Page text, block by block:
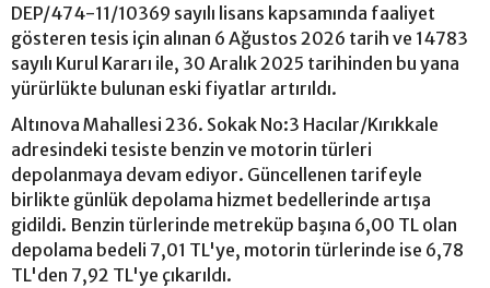
DEP/474-11/10369 sayılı lisans kapsamında faaliyet
gösteren tesis için alınan 6 Ağustos 2026 tarih ve 14783
sayılı Kurul Kararı ile, 30 Aralık 2025 tarihinden bu yana
yürürlükte bulunan eski fiyatlar artırıldı.
Altınova Mahallesi 236. Sokak No:3 Hacılar/Kırıkkale
adresindeki tesiste benzin ve motorin türleri
depolanmaya devam ediyor. Güncellenen tarifeyle
birlikte günlük depolama hizmet bedellerinde artışa
gidildi. Benzin türlerinde metreküp başına 6,00 TL olan
depolama bedeli 7,01 TL'ye, motorin türlerinde ise 6,78
TL'den 7,92 TL'ye çıkarıldı.